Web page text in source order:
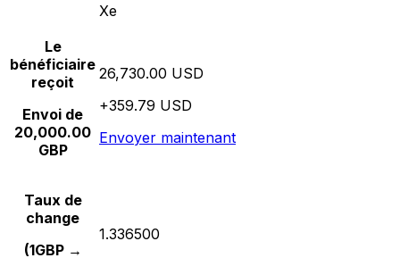
Xe
Le
bénéficiaire
reçoit
Envoi de
20,000.00
GBP
26,730.00 USD
+359.79 USD
Envoyer maintenant
Taux de
change
(1GBP →
1.336500